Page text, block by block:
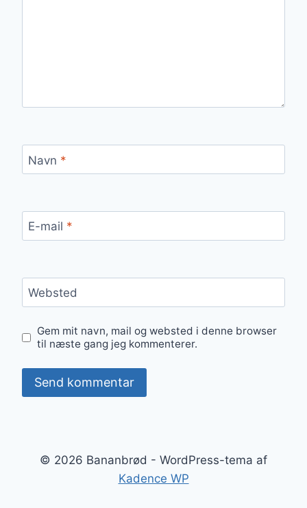
Navn *
E-mail *
Websted
Gem mit navn, mail og websted i denne browser
til næste gang jeg kommenterer.
© 2026 Bananbrød - WordPress-tema af
Kadence WP